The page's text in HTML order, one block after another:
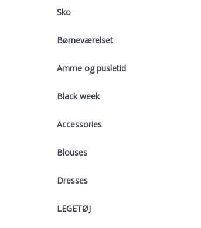
Sko
Børneværelset
Amme og pusletid
Black week
Accessories
Blouses
Dresses
LEGETØJ